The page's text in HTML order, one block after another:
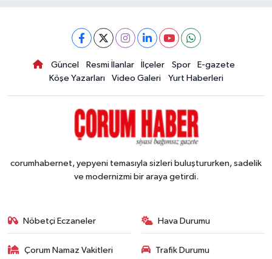
Güncel Resmi İlanlar İlçeler Spor
E-gazete
Köşe Yazarları
Video Galeri Yurt Haberleri
corumhabernet, yepyeni temasıyla sizleri buluştururken, sadelik
ve modernizmi bir araya getirdi.
Nöbetçi Eczaneler Hava Durumu
Çorum Namaz Vakitleri Trafik Durumu